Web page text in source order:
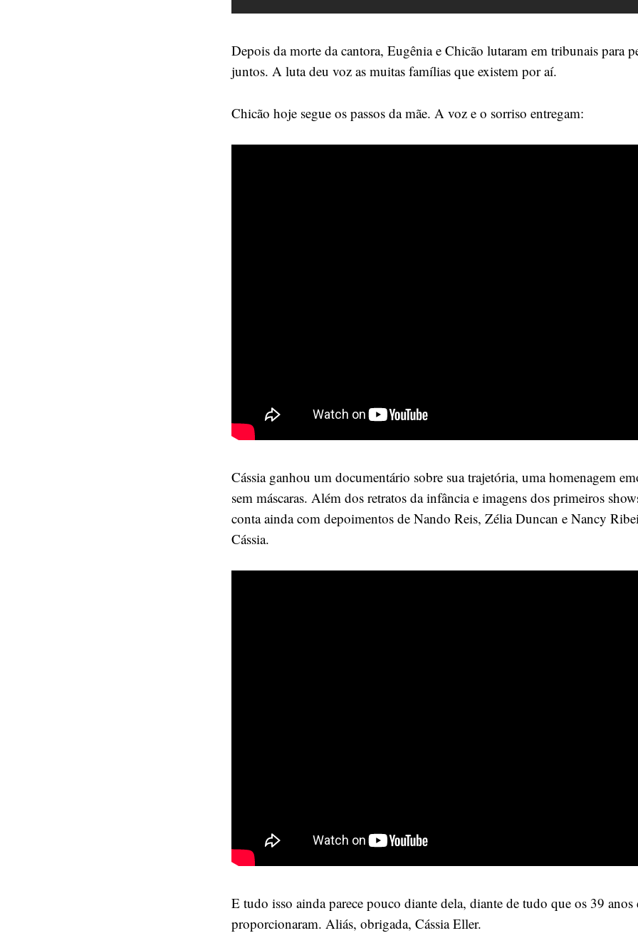
Depois da morte da cantora, Eugênia e Chicão lutaram em tribunais para
juntos. A luta deu voz as muitas famílias que existem por aí.
Chicão hoje segue os passos da mãe. A voz e o sorriso entregam:
Cássia ganhou um documentário sobre sua trajetória, uma homenagem
sem máscaras. Além dos retratos da infância e imagens dos primeiros
conta ainda com depoimentos de Nando Reis, Zélia Duncan e Nancy
Cássia.
E tudo isso ainda parece pouco diante dela, diante de tudo que os 39 anos
proporcionaram. Aliás, obrigada, Cássia Eller.